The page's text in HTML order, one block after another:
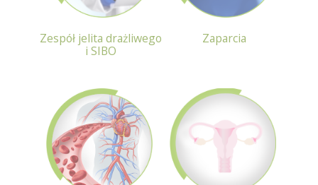
Zespół jelita drażliwego
i SIBO
Zaparcia